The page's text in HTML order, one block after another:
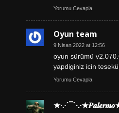
Yorumu Cevapla
Oyun team
9 Nisan 2022 at 12:56
oyun sürümü
yapdiginiz icin
Yorumu Cevapla